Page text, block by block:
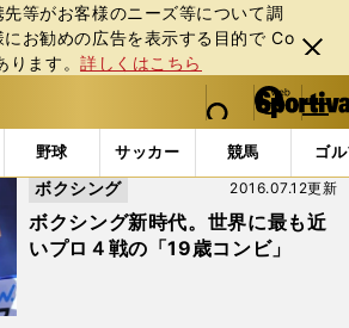
等がお客様のニーズ等について調
お勧めの広告を表⽰する⽬的で Co
ります。詳しくはこちら
閉じ
る
web Sportiva (webスポルティーバ)
検索
マイペ
ー
ジ
メニュ
野球 サッカー 競馬 ゴ
」の最新ニュース・ 情報
ボクシング新時代。世界に最も近
いプロ４戦の「19歳コンビ」
2016.07.12更新
ボクシング